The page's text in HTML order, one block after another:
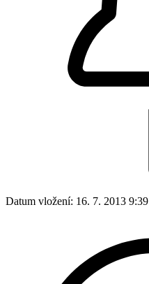
Datum vložení: 16. 7. 2013 9:39